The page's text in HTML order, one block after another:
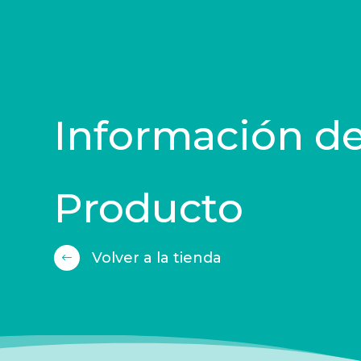
Información
Producto
# Volver a la tienda